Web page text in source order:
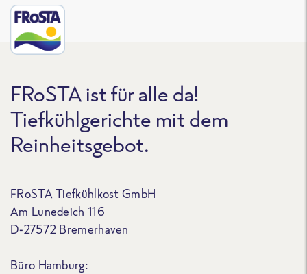
FRoSTA ist für alle da!
Tiefkühlgerichte mit dem
Reinheitsgebot.
FRoSTA Tiefkühlkost GmbH
Am Lunedeich 116
D-27572 Bremerhaven
Büro Hamburg: